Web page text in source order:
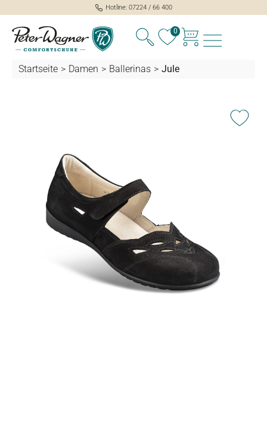
springen
Hotline: 07224 / 66 400
0
Startseite > Damen > Ballerinas > Jule